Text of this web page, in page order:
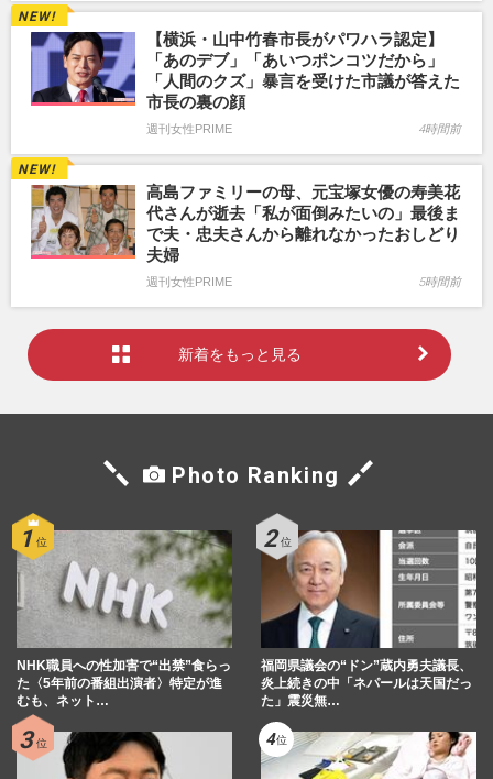
【横浜・山中竹春市長がパワハラ認定】
「あのデブ」「あいつポンコツだから」
「人間のクズ」暴言を受けた市議が答えた
市長の裏の顔
週刊女性PRIME 4時間前
高島ファミリーの母、元宝塚女優の寿美花
代さんが逝去「私が面倒みたいの」最後ま
で夫・忠夫さんから離れなかったおしどり
夫婦
週刊女性PRIME 5時間前
新着をもっと見る
Photo Ranking
NHK職員への性加害で“出禁”食らっ
た〈5年前の番組出演者〉特定が進
むも、ネット…
福岡県議会の“ドン”蔵内勇夫議長、
炎上続きの中「ネパールは天国だっ
た」震災無…